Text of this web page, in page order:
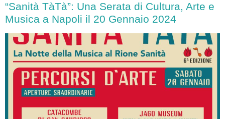
“Sanità TàTà”: Una Serata di Cultura, Arte e
Musica a Napoli il 20 Gennaio 2024